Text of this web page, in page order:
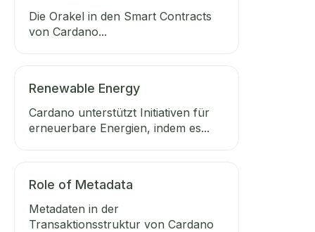
Die Orakel in den Smart Contracts
von Cardano...
Renewable Energy
Cardano unterstützt Initiativen für
erneuerbare Energien, indem es...
Role of Metadata
Metadaten in der
Transaktionsstruktur von Cardano